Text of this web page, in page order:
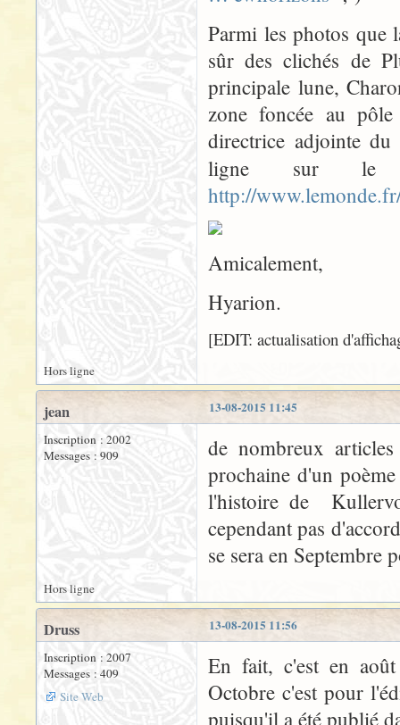
Parmi les photos que
sûr des clichés de
principale lune,
zone foncée au
directrice adjointe
ligne sur
http://
Amicalement,
Hyarion.
[EDIT: actualisation
Hors ligne
13-08-2015 11:45
jean
Inscription : 2002
Messages : 909
de nombreux
prochaine d'un
l'histoire de
cependant pas
se sera en Septembre
Hors ligne
13-08-2015 11:56
Druss
Inscription : 2007
Messages : 409
Site Web
En fait, c'est en
Octobre c'est pour
puisqu'il a été publié